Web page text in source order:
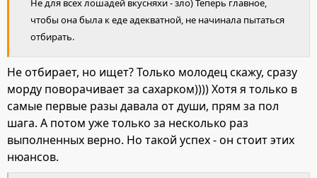
Не для всех лошадей вкусняхи - зло) Теперь главное,
чтобы она была к еде адекватной, не начинала пытаться
отбирать.
Не отбирает, но ищет? Только молодец скажу, сразу
морду поворачивает за сахарком)))) Хотя я только в
самые первые разы давала от души, прям за пол
шага. А потом уже только за несколько раз
выполненных верно. Но такой успех - он стоит этих
нюансов.